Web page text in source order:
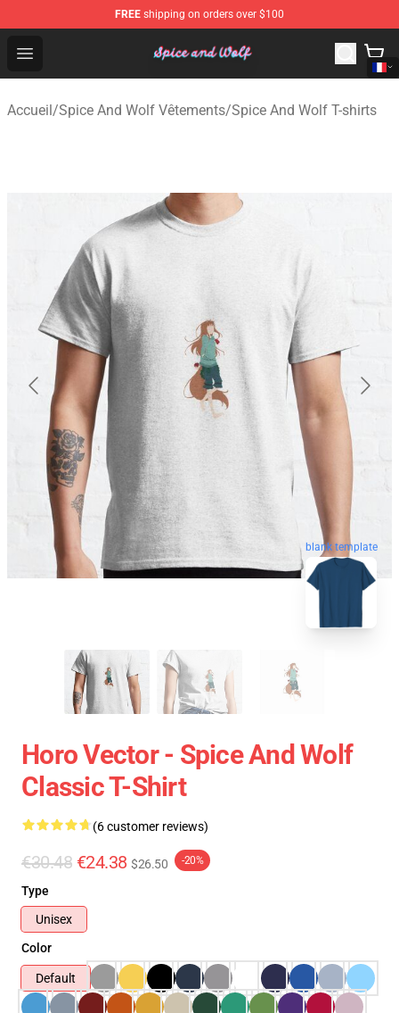
FREE shipping on orders over $100
Open menu
Spice And Wolf Store - Official Spice And Wolf
Accueil/Spice And Wolf Vêtements/Spice And Wolf T-shirts
blank template
Horo Vector - Spice And Wolf
Classic T-Shirt
(6 customer reviews)
€30.48 €24.38 $26.50 -20%
Type
Unisex
Color
Default